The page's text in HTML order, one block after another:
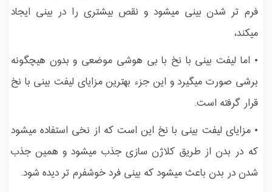
فرم تر شدن بینی میشود و نقص بیشتری را در بینی ایجاد
میکند،
• اما لیفت بینی با نخ با بی هوشی موضعی و بدون هیچگونه
برشی صورت میگیرد و این جزء بهترین مزایای لیفت بینی با نخ
قرار گرفته است.
• مزایای لیفت بینی با نخ این است که از نخی استفاده میشود
که در بدن از طریق کلاژن سازی جذب میشود و همین جذب
شدن در بدن باعث میشود که بینی فرد خوشفرم تر دیده شود.